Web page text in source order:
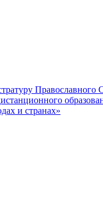
Православного
и странах»